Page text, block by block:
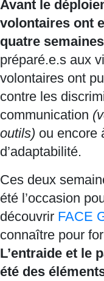
Avant le
volontaires ont
quatre
préparé.e.s aux
volontaires ont
contre les
communication
outils) ou encore
d’adaptabilité.
Ces deux
été l’occasion
découvrir FACE
connaître pour
L’entraide et le
été des